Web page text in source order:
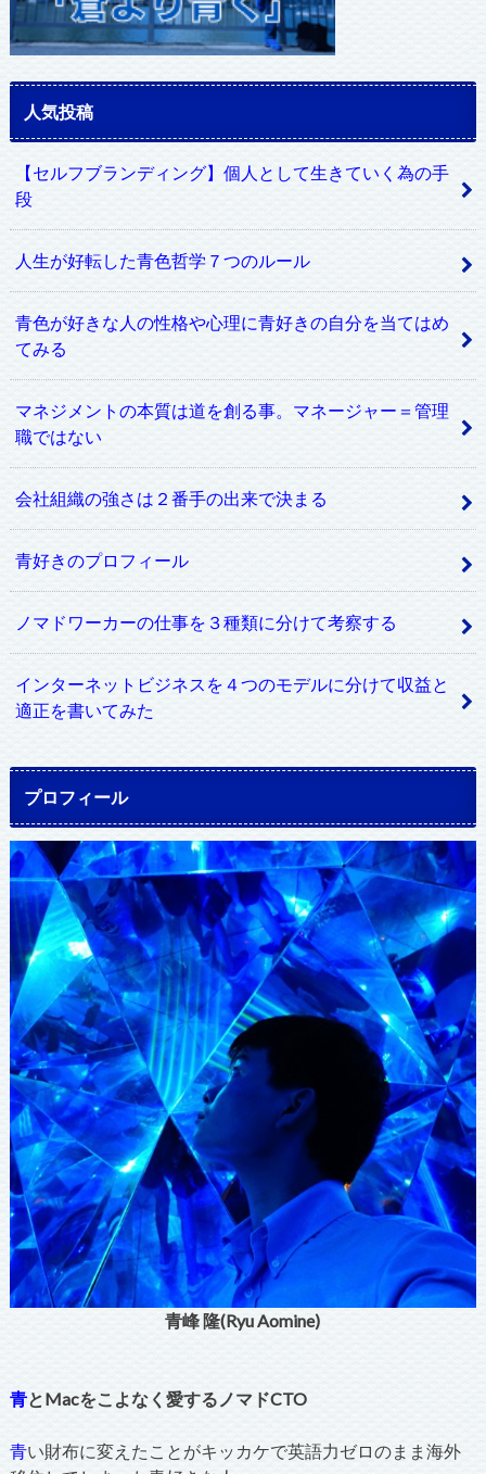
人気投稿
【セルフブランディング】個人として生きていく為の手
段
人生が好転した青色哲学７つのルール
青色が好きな人の性格や心理に青好きの自分を当てはめ
てみる
マネジメントの本質は道を創る事。マネージャー＝管理
職ではない
会社組織の強さは２番手の出来で決まる
青好きのプロフィール
ノマドワーカーの仕事を３種類に分けて考察する
インターネットビジネスを４つのモデルに分けて収益と
適正を書いてみた
プロフィール
青峰 隆(Ryu Aomine)
青とMacをこよなく愛するノマドCTO
青い財布に変えたことがキッカケで英語力ゼロのまま海外